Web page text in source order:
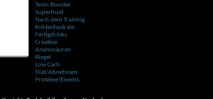
Testo Booster
Superfood
Nach dem Training
Kohlenhydrate
Fertigdrinks
Creatine
Aminosäuren
Riegel
Low Carb
Diät/Abnehmen
Proteine/Eiweiss